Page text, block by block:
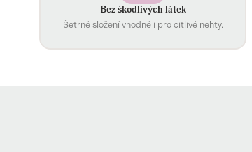
Bez škodlivých látek
Šetrné složení vhodné i pro citlivé nehty.